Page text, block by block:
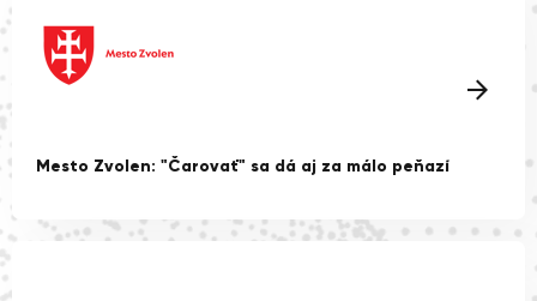
Mesto Zvolen: "Čarovať" sa dá aj za málo peňazí